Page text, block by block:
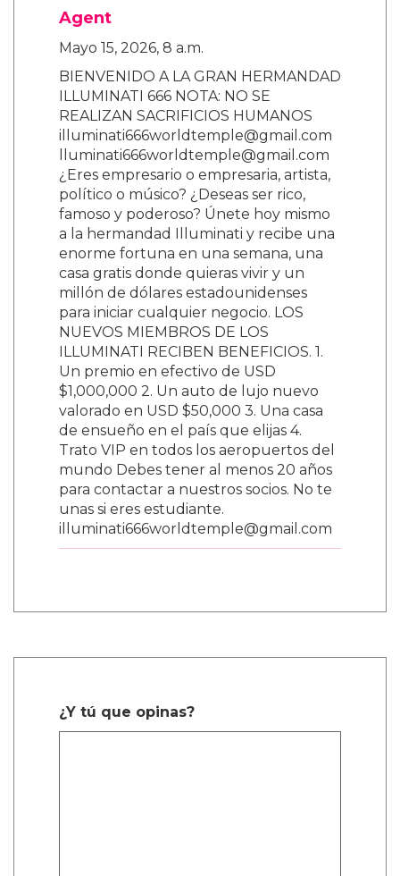
Agent
Mayo 15, 2026, 8 a.m.
BIENVENIDO A LA GRAN HERMANDAD
ILLUMINATI 666 NOTA: NO SE
REALIZAN SACRIFICIOS HUMANOS
illuminati666worldtemple@gmail.com
lluminati666worldtemple@gmail.com
¿Eres empresario o empresaria, artista,
político o músico? ¿Deseas ser rico,
famoso y poderoso? Únete hoy mismo
a la hermandad Illuminati y recibe una
enorme fortuna en una semana, una
casa gratis donde quieras vivir y un
millón de dólares estadounidenses
para iniciar cualquier negocio. LOS
NUEVOS MIEMBROS DE LOS
ILLUMINATI RECIBEN BENEFICIOS. 1.
Un premio en efectivo de USD
$1,000,000 2. Un auto de lujo nuevo
valorado en USD $50,000 3. Una casa
de ensueño en el país que elijas 4.
Trato VIP en todos los aeropuertos del
mundo Debes tener al menos 20 años
para contactar a nuestros socios. No te
unas si eres estudiante.
illuminati666worldtemple@gmail.com
¿Y tú que opinas?